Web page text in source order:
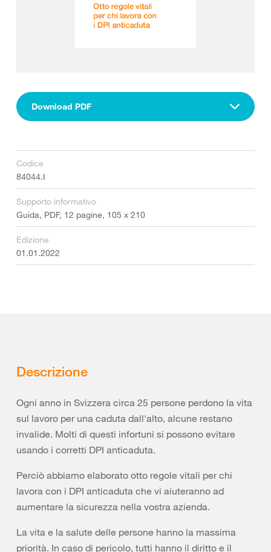
Download PDF
Codice
84044.I
Supporto informativo
Guida, PDF, 12 pagine, 105 x 210
Edizione
01.01.2022
Descrizione
Ogni anno in Svizzera circa 25 persone perdono la vita
sul lavoro per una caduta dall'alto, alcune restano
invalide. Molti di questi infortuni si possono evitare
usando i corretti DPI anticaduta.
Perciò abbiamo elaborato otto regole vitali per chi
lavora con i DPI anticaduta che vi aiuteranno ad
aumentare la sicurezza nella vostra azienda.
La vita e la salute delle persone hanno la massima
priorità. In caso di pericolo, tutti hanno il diritto e il